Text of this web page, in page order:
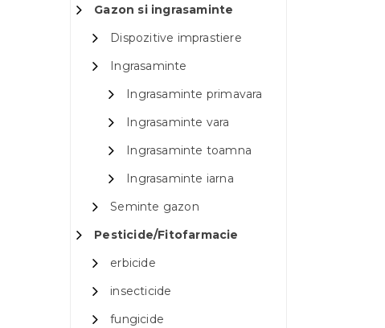
Gazon si ingrasaminte
Dispozitive imprastiere
Ingrasaminte
Ingrasaminte primavara
Ingrasaminte vara
Ingrasaminte toamna
Ingrasaminte iarna
Seminte gazon
Pesticide/Fitofarmacie
erbicide
insecticide
fungicide